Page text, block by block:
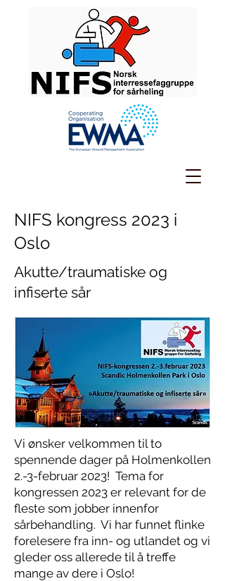
NIFS kongress 2023 i
Oslo
Akutte/traumatiske og
infiserte sår
Vi ønsker velkommen til to
spennende dager på Holmenkollen
2.-3-februar 2023! Tema for
kongressen 2023 er relevant for de
fleste som jobber innenfor
sårbehandling. Vi har funnet flinke
forelesere fra inn- og utlandet og vi
gleder oss allerede til å treffe
mange av dere i Oslo!